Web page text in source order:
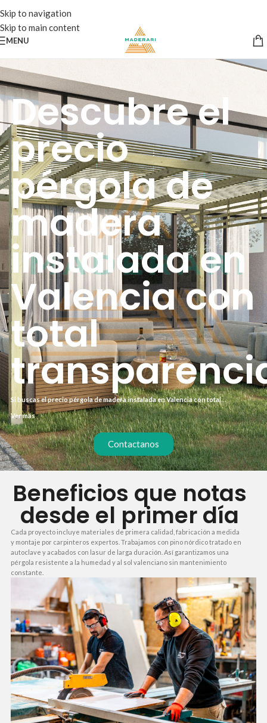
Skip to navigation
Skip to main content
MENU
Descubre el
precio
pérgola de
madera
instalada en
Valencia con
total
Si buscas el precio pérgola de madera instalada en Valencia con total
transparencia, este servicio está diseñado para ti. Sabemos que tu tiempo vale
oro, por eso ofrecemos un proceso ágil desde la consulta hasta el montaje.
Obtén un presupuesto cerrado sin sorpresas y una instalación profesional en
semanas.
Ver más
Contactanos
Beneficios que notas
desde el primer día
Cada proyecto incluye materiales de primera calidad, fabricación a medida
y montaje por carpinteros expertos. Trabajamos con pino nórdico tratado en
autoclave y acabados con lasur de larga duración. Así garantizamos una
pérgola resistente a la humedad y al sol valenciano sin mantenimiento
constante.